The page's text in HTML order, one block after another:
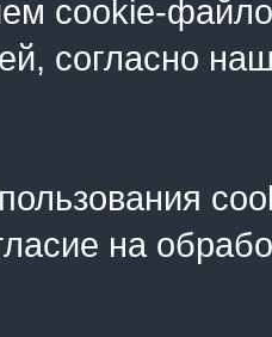
cookie-
согласно
на